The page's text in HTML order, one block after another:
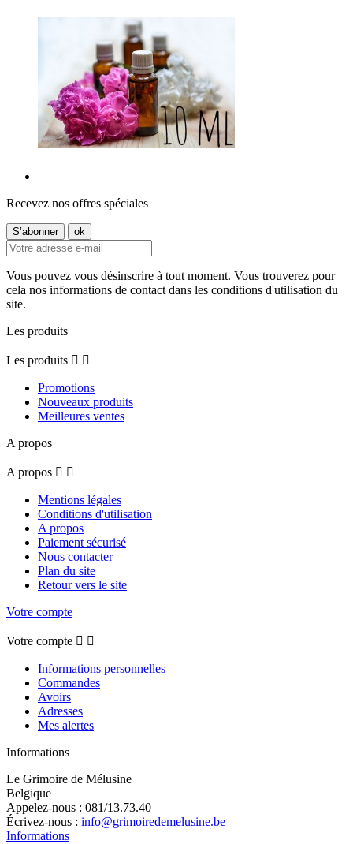
Recevez nos offres spéciales
Vous pouvez vous désinscrire à tout moment. Vous trouverez pour
cela nos informations de contact dans les conditions d'utilisation du
site.
Les produits
Les produits  
Promotions
Nouveaux produits
Meilleures ventes
A propos
A propos  
Mentions légales
Conditions d'utilisation
A propos
Paiement sécurisé
Nous contacter
Plan du site
Retour vers le site
Votre compte
Votre compte  
Informations personnelles
Commandes
Avoirs
Adresses
Mes alertes
Informations
Le Grimoire de Mélusine
Belgique
Appelez-nous : 081/13.73.40
Écrivez-nous : info@grimoiredemelusine.be
Informations